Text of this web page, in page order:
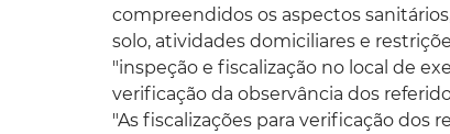
compreendidos os aspectos
solo, atividades domiciliares e
"inspeção e fiscalização no local de
verificação da observância dos
"As fiscalizações para verificação dos